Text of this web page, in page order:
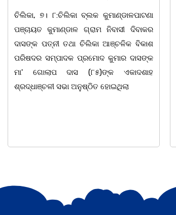
ଚିଲିକା, ୭। ୮(ସ.ମି.ସ) ନାଚୁଣୀ ମହାବିଦ୍ୟାଳୟର
୪୬ ତମ ପ୍ରତିଷ୍ଠା ଉତ୍ସବ ମହାବିଦ୍ୟାଳୟ
ପରିସରରେ ପାଳିତ ହୋଇ ଯାଇଅଛି।
ମହାବିଦ୍ୟାଳୟର ଅଧ୍ୟକ୍ଷ ଡଃ ସୁନୀଲ କୁମାର
ପଟ୍ଟନାୟକଙ୍କ ପୈ।ରୋହିତ୍ୟରେ ଅନୁଷ୍ଠିତ
ପ୍ରତିଷ୍ଠା ଉତ୍ସବ ସଭାରେ ମୁଖ୍ୟ ଅତିଥି ଭାବେ